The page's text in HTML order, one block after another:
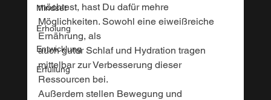
Mindset
Erholung
Entwicklung
Erfüllung
möchtest, hast Du dafür mehre
Möglichkeiten. Sowohl eine eiweißreiche
Ernährung, als
auch guter Schlaf und Hydration tragen
mittelbar zur Verbesserung dieser
Ressourcen bei.
Außerdem stellen Bewegung und